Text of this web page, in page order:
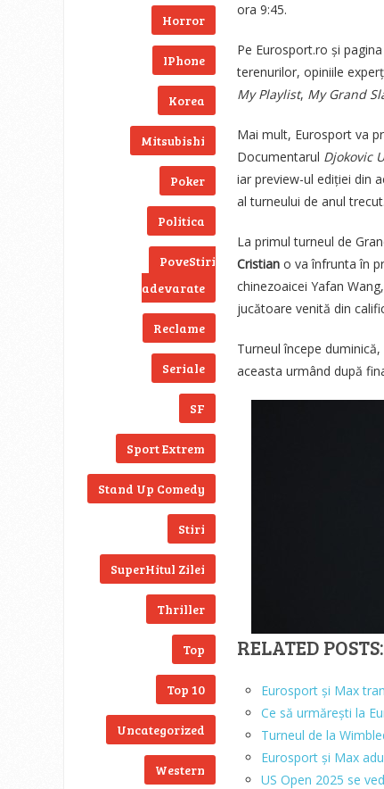
Horror
IPhone
Korea
Mitsubishi
Poker
Politica
PoveStiri
adevarate
Reclame
Seriale
SF
Sport Extrem
Stand Up Comedy
Stiri
SuperHitul Zilei
Thriller
Top
Top 10
Uncategorized
Western
ora 9:45.
Pe Eurosport.ro și
terenurilor, opiniile
My Playlist, My Grand
Mai mult, Eurosport va
Documentarul Djokovic
iar preview-ul ediției din
al turneului de anul trecut.
La primul turneul de
Cristian o va înfrunta în
chinezoaicei Yafan
jucătoare venită din
Turneul începe
aceasta urmând după
RELATED POSTS:
Eurosport și Max
Ce să urmărești la
Turneul de la
Eurosport și Max
US Open 2025 se